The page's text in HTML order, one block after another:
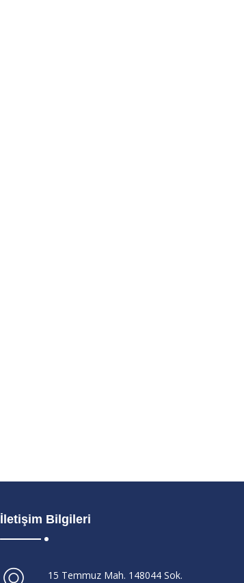
İletişim Bilgileri
15 Temmuz Mah. 148044 Sok.